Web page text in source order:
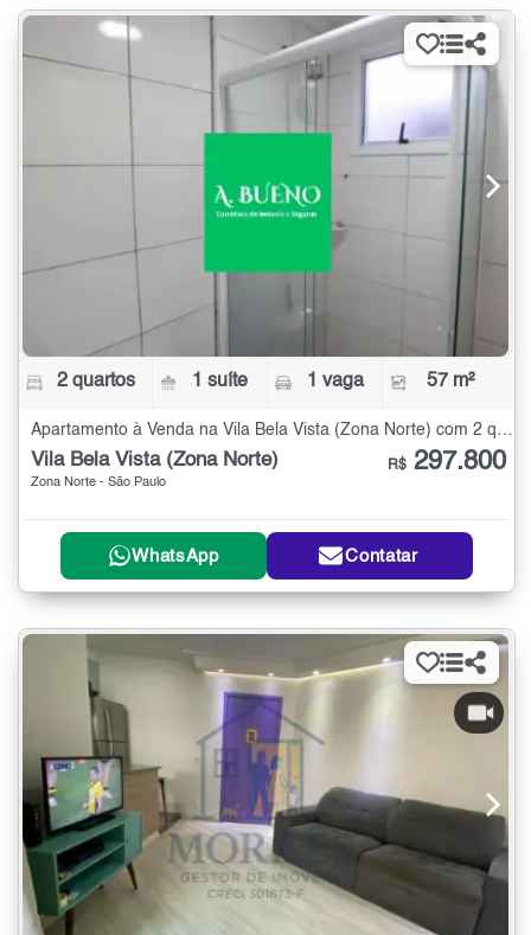
2 quartos 1 suíte 1 vaga 57 m²
Apartamento à Venda na Vila Bela Vista (Zona Norte) com 2 quartos - 57 m²
Vila Bela Vista (Zona Norte)
Zona Norte - São Paulo
R$ 297.800
WhatsApp Contatar